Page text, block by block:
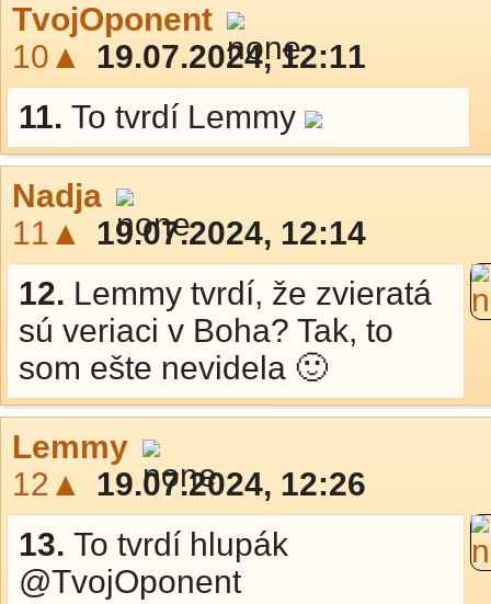
TvojOponent
10▲
19.07.2024, 12:11
11. To tvrdí Lemmy
Nadja
11▲
19.07.2024, 12:14
12. Lemmy tvrdí, že zvieratá
sú veriaci v Boha? Tak, to
som ešte nevidela 🙂
Lemmy
12▲
19.07.2024, 12:26
13. To tvrdí hlupák
@TvojOponent